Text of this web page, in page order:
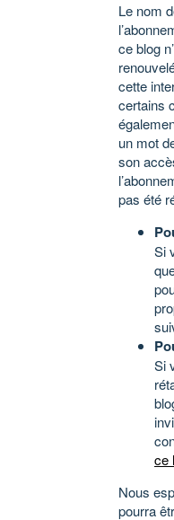
Le nom
ce blog
cette
certains
un mot
son
pas été
Si
Si
ce
Nous
pourra